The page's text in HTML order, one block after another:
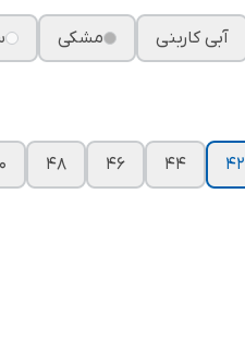
آبی کاربنی مشکی
۴۲ ۴۴ ۴۶ ۴۸